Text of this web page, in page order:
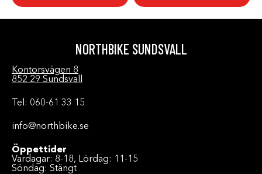
NORTHBIKE SUNDSVALL
Kontorsvägen 8
852 29 Sundsvall
Tel: 060-61 33 15
info@northbike.se
Öppettider
Vardagar: 8-18, Lördag: 11-15
Söndag: Stängt